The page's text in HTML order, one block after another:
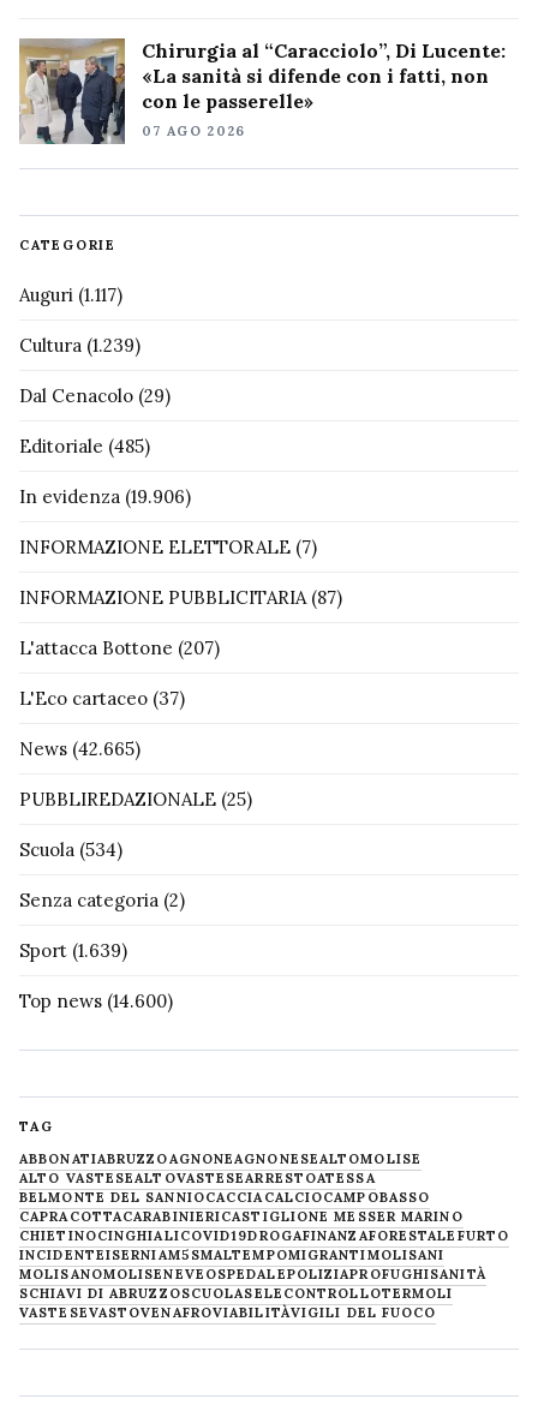
Chirurgia al “Caracciolo”, Di Lucente:
«La sanità si difende con i fatti, non
con le passerelle»
07 AGO 2026
CATEGORIE
Auguri (1.117)
Cultura (1.239)
Dal Cenacolo (29)
Editoriale (485)
In evidenza (19.906)
INFORMAZIONE ELETTORALE (7)
INFORMAZIONE PUBBLICITARIA(87)
L'attacca Bottone (207)
L'Eco cartaceo (37)
News (42.665)
PUBBLIREDAZIONALE (25)
Scuola (534)
Senza categoria (2)
Sport (1.639)
Top news (14.600)
TAG
ABBONATIABRUZZOAGNONEAGNONESEALTOMOLISE
ALTO VASTESEALTOVASTESEARRESTOATESSA
BELMONTE DEL SANNIOCACCIACALCIOCAMPOBASSO
CAPRACOTTACARABINIERICASTIGLIONE MESSER MARINO
CHIETINOCINGHIALICOVID19DROGAFINANZAFORESTALE FURTO
INCIDENTEISERNIAM5SMALTEMPOMIGRANTIMOLISANI
MOLISANOMOLISENEVE OSPEDALEPOLIZIAPROFUGHISANITÀ
SCHIAVI DI ABRUZZOSCUOLASELECONTROLLOTERMOLI
VASTESEVASTOVENAFROVIABILITÀVIGILI DEL FUOCO